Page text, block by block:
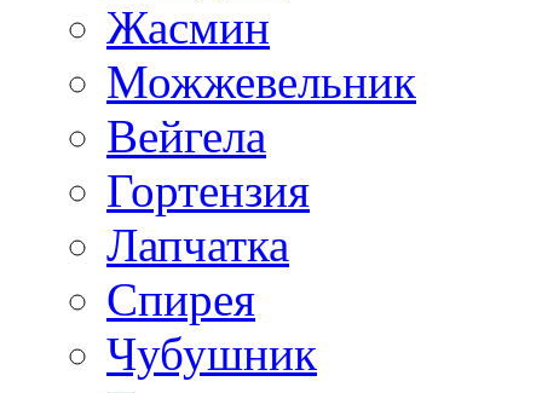
Жасмин
Можжевельник
Вейгела
Гортензия
Лапчатка
Спирея
Чубушник